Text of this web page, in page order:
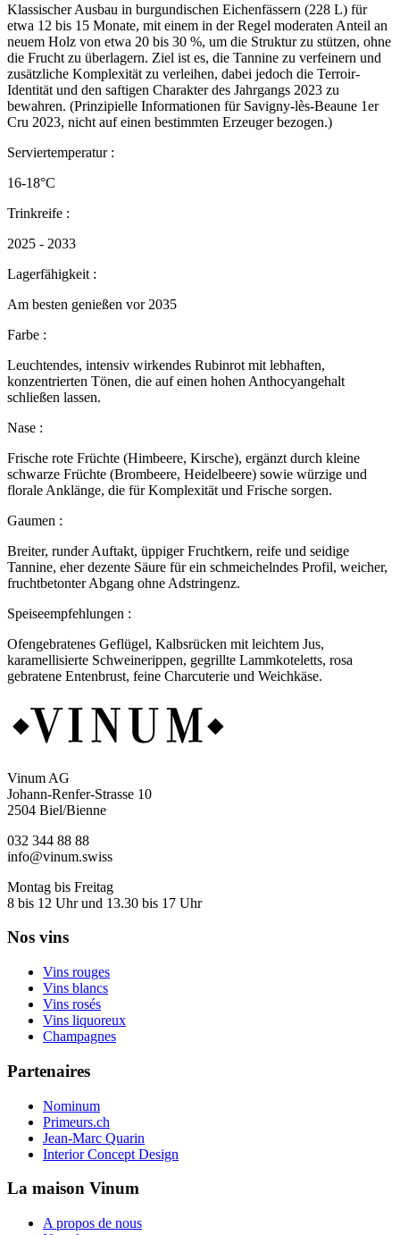
Klassischer Ausbau in burgundischen Eichenfässern (228 L) für
etwa 12 bis 15 Monate, mit einem in der Regel moderaten Anteil an
neuem Holz von etwa 20 bis 30 %, um die Struktur zu stützen, ohne
die Frucht zu überlagern. Ziel ist es, die Tannine zu verfeinern und
zusätzliche Komplexität zu verleihen, dabei jedoch die Terroir-
Identität und den saftigen Charakter des Jahrgangs 2023 zu
bewahren. (Prinzipielle Informationen für Savigny-lès-Beaune 1er
Cru 2023, nicht auf einen bestimmten Erzeuger bezogen.)
Serviertemperatur :
16-18°C
Trinkreife :
2025 - 2033
Lagerfähigkeit :
Am besten genießen vor 2035
Farbe :
Leuchtendes, intensiv wirkendes Rubinrot mit lebhaften,
konzentrierten Tönen, die auf einen hohen Anthocyangehalt
schließen lassen.
Nase :
Frische rote Früchte (Himbeere, Kirsche), ergänzt durch kleine
schwarze Früchte (Brombeere, Heidelbeere) sowie würzige und
florale Anklänge, die für Komplexität und Frische sorgen.
Gaumen :
Breiter, runder Auftakt, üppiger Fruchtkern, reife und seidige
Tannine, eher dezente Säure für ein schmeichelndes Profil, weicher,
fruchtbetonter Abgang ohne Adstringenz.
Speiseempfehlungen :
Ofengebratenes Geflügel, Kalbsrücken mit leichtem Jus,
karamellisierte Schweinerippen, gegrillte Lammkoteletts, rosa
gebratene Entenbrust, feine Charcuterie und Weichkäse.
Vinum AG
Johann-Renfer-Strasse 10
2504 Biel/Bienne
032 344 88 88
info@vinum.swiss
Montag bis Freitag
8 bis 12 Uhr und 13.30 bis 17 Uhr
Nos vins
Vins rouges
Vins blancs
Vins rosés
Vins liquoreux
Champagnes
Partenaires
Nominum
Primeurs.ch
Jean-Marc Quarin
Interior Concept Design
La maison Vinum
A propos de nous